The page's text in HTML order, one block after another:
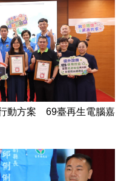
動方案 69臺再生電腦嘉